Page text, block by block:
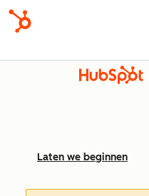
Laten we beginnen